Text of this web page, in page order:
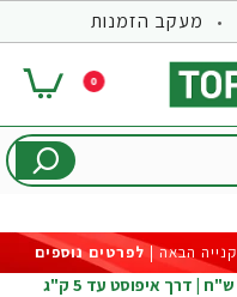
מעקב הזמנות
0
לפרטים נוספים